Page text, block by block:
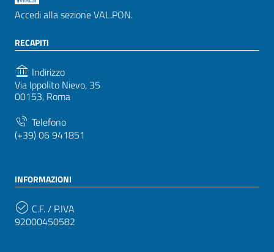
Accedi alla sezione VAL.PON.
RECAPITI
Indirizzo
Via Ippolito Nievo, 35
00153, Roma
Telefono
(+39) 06 941851
INFORMAZIONI
C.F. / P.IVA
92000450582